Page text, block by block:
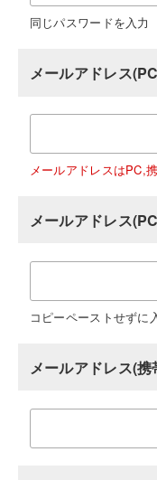
同じパスワードを入力
メールアドレス
メールアドレスはPC,
メールアドレス
コピーペーストせずに
メールアドレス(携